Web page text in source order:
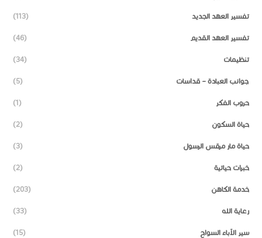
تفسير العهد الجديد (113)
تفسير العهد القديم (46)
تنظيمات (34)
جوانب العبادة – قداسات (5)
حروب الفكر (1)
حياة السكون (2)
حياة مار مرقس الرسول (3)
خبرات حياتية (2)
خدمة الكاهن (203)
رعاية الله (33)
سير الآباء السواح (15)